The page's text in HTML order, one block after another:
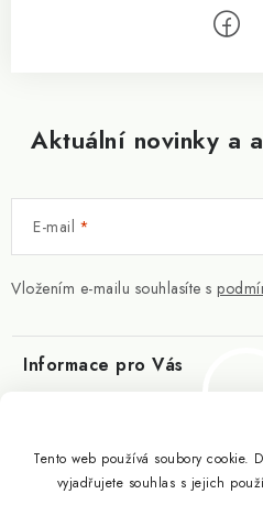
Tento web používá soubory cookie.
vyjadřujete souhlas s jejich
Aktuální novinky a
E-mail
Vložením e-mailu souhlasíte s
Informace pro Vás
Slovník pojmů
Obchodní podmínky
Berberin - co je zač?
10.3.2025
Facebook